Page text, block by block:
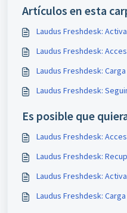
Artículos en esta
Laudus Freshdesk:
Laudus Freshdesk:
Laudus Freshdesk:
Laudus Freshdesk:
Es posible que
Laudus Freshdesk:
Laudus Freshdesk:
Laudus Freshdesk:
Laudus Freshdesk: